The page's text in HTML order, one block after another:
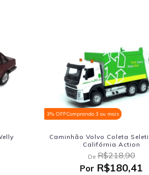
3% OFFComprando 3 ou mais
Caminhão Volvo Coleta
Califórnia Action
De R$218,90
Por R$180,41